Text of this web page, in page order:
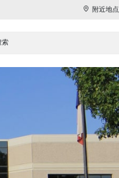
附近地点